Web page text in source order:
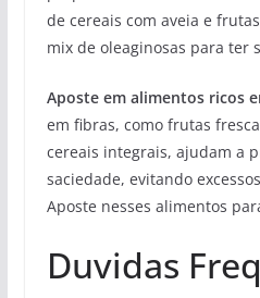
de cereais com aveia e
mix de oleaginosas para ter
Aposte em alimentos ricos
em fibras, como frutas
cereais integrais, ajudam a
saciedade, evitando
Aposte nesses alimentos
Duvidas